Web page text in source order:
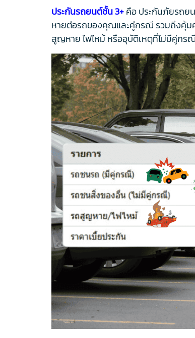
ประกันรถยนต์ชั้น 3+คือ ประกันภัยรถย
หายต่อรถของคุณและคู่กรณี รวมถึงคุ้ม
สูญหาย ไฟไหม้ หรืออุบัติเหตุที่ไม่มีคู่กรณี